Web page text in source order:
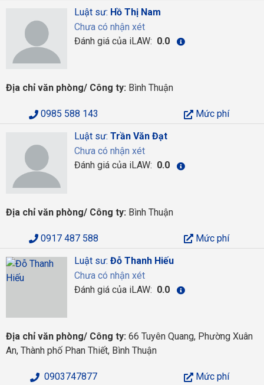
Luật sư: Hồ Thị Nam
Chưa có nhận xét
Đánh giá của iLAW: 0.0
Địa chỉ văn phòng/ Công ty: Bình Thuận
0985 588 143
Mức phí
Luật sư: Trần Văn Đạt
Chưa có nhận xét
Đánh giá của iLAW: 0.0
Địa chỉ văn phòng/ Công ty: Bình Thuận
0917 487 588
Mức phí
Luật sư: Đỗ Thanh Hiếu
Chưa có nhận xét
Đánh giá của iLAW: 0.0
Địa chỉ văn phòng/ Công ty: 66 Tuyên Quang, Phường Xuân
An, Thành phố Phan Thiết, Bình Thuận
0903747877 Mức phí